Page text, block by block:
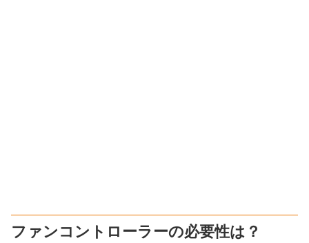
ファンコントローラーの必要性は？